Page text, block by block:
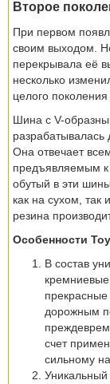
Второе
При первом
своим выходом.
перекрывала её
несколько
целого
Шина с V-
разрабатывалась
Она отвечает
предъявляемым к
обутый в эти
как на сухом,
резина
Особенности
В состав
прекрасные
дорожным
счет
сильному
Уникальный